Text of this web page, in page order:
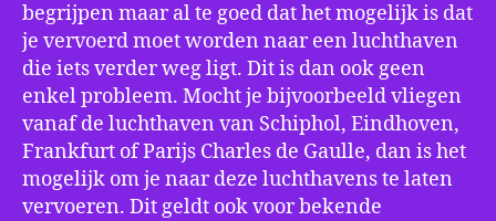
begrijpen maar al te goed dat het mogelijk is dat
je vervoerd moet worden naar een luchthaven
die iets verder weg ligt. Dit is dan ook geen
enkel probleem. Mocht je bijvoorbeeld vliegen
vanaf de luchthaven van Schiphol, Eindhoven,
Frankfurt of Parijs Charles de Gaulle, dan is het
mogelijk om je naar deze luchthavens te laten
vervoeren. Dit geldt ook voor bekende